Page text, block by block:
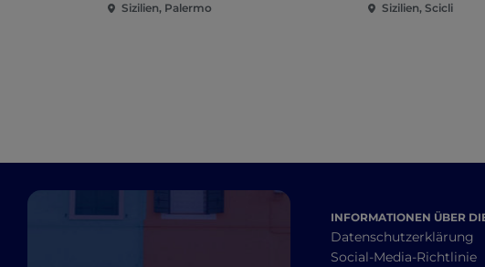
Sizilien, Palermo Sizilien, Scicli
INFORMATIONEN ÜBER
Datenschutzerklärung
Social-Media-Richtlinie